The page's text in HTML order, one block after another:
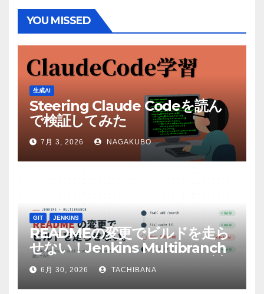
YOU MISSED
生成AI
Steering Claude Codeを読ん
で検証してみた
7月 3, 2026 NAGAKUBO
GIT JENKINS
READMEの変更でビルドを走ら
せない！Jenkins Multibranch
build strategy extensionを試
してみた
6月 30, 2026 TACHIBANA